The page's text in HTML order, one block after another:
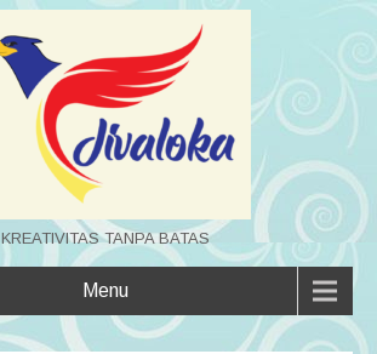
KREATIVITAS TANPA BATAS
Menu